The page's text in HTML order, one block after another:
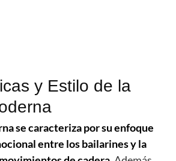
y Estilo de la
se caracteriza por su enfoque
entre los bailarines y la